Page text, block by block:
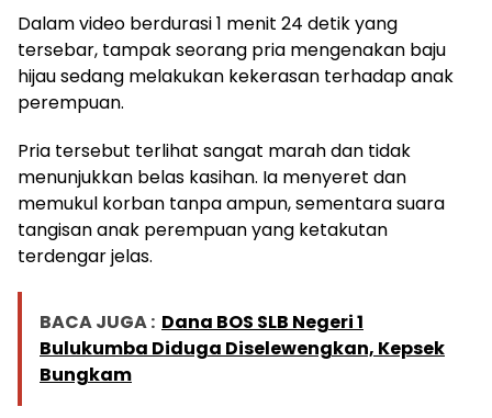
Dalam video berdurasi 1 menit 24 detik yang
tersebar, tampak seorang pria mengenakan baju
hijau sedang melakukan kekerasan terhadap anak
perempuan.
Pria tersebut terlihat sangat marah dan tidak
menunjukkan belas kasihan. Ia menyeret dan
memukul korban tanpa ampun, sementara suara
tangisan anak perempuan yang ketakutan
terdengar jelas.
BACA JUGA : Dana BOS SLB Negeri 1
Bulukumba Diduga Diselewengkan, Kepsek
Bungkam